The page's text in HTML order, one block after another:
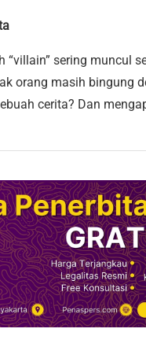
sering muncul
orang masih bingung
cerita? Dan